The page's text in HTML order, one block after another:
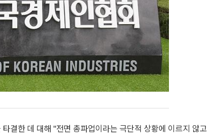
결한 데 대해 "전면 총파업이라는 극단적 상황에 이르지 않고